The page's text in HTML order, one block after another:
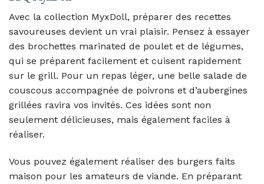
Avec la collection MyxDoll, préparer des recettes
savoureuses devient un vrai plaisir. Pensez à essayer
des brochettes marinated de poulet et de légumes,
qui se préparent facilement et cuisent rapidement
sur le grill. Pour un repas léger, une belle salade de
couscous accompagnée de poivrons et d’aubergines
grillées ravira vos invités. Ces idées sont non
seulement délicieuses, mais également faciles à
réaliser.
Vous pouvez également réaliser des burgers faits
maison pour les amateurs de viande. En préparant